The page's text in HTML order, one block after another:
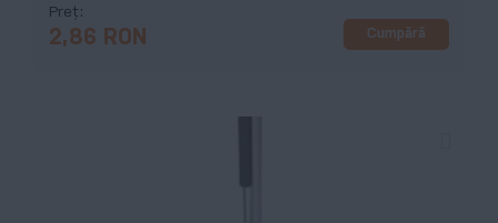
Preț
2,86 RON Cumpără